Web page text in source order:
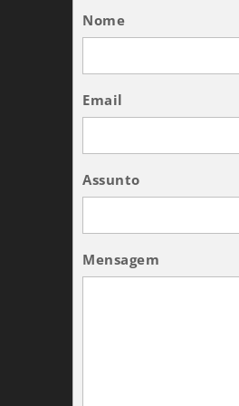
Nome
Email
Assunto
Mensagem